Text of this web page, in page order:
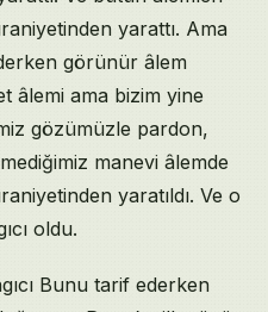
yarattı. Ama
görünür âlem
âlemi ama bizim yine
gözümüzle pardon,
manevi âlemde
yaratıldı. Ve o
oldu.
Bunu tarif ederken